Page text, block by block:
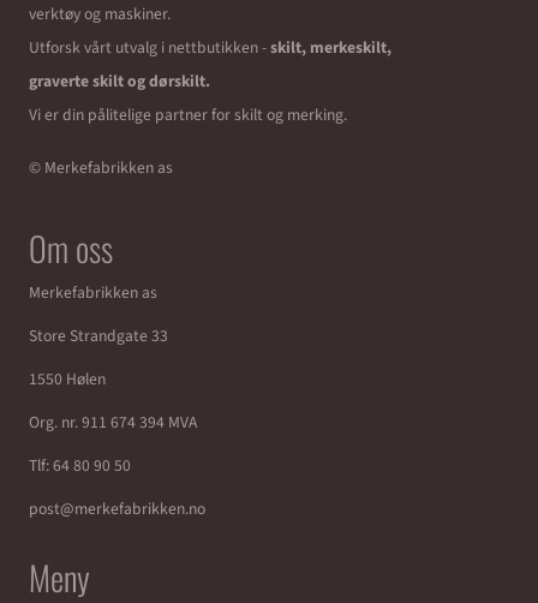
verktøy og maskiner.
Utforsk vårt utvalg i nettbutikken -skilt, merkeskilt,
graverte skilt og dørskilt.
Vi er din pålitelige partner for skilt og merking.
© Merkefabrikken as
Om oss
Merkefabrikken as
Store Strandgate 33
1550 Hølen
Org. nr. 911 674 394 MVA
Tlf:64 80 90 50
post@merkefabrikken.no
Meny